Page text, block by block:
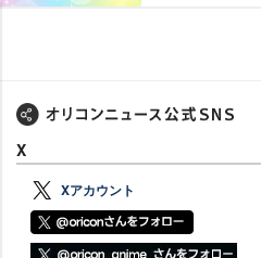
X
Xアカウント